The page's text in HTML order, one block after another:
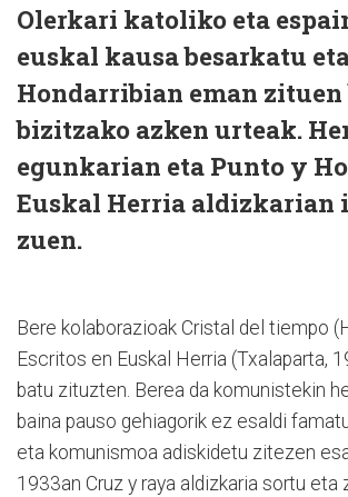
Olerkari katoliko eta
euskal kausa besarkatu
Hondarribian eman zituen
bizitzako azken urteak.
egunkarian eta Punto y
Euskal Herria aldizkarian
zuen.
Bere kolaborazioak Cristal del tiempo
Escritos en Euskal Herria (Txalaparta,
batu zituzten. Berea da komunistekin
baina pauso gehiagorik ez esaldi
eta komunismoa adiskidetu zitezen
1933an Cruz y raya aldizkaria sortu eta